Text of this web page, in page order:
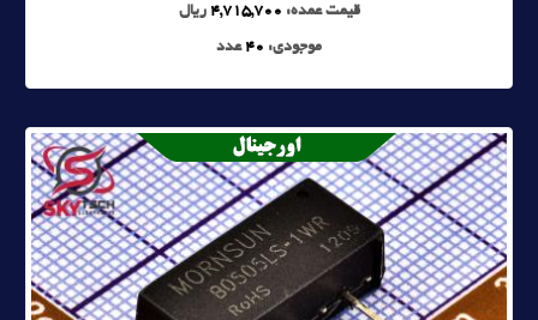
قیمت عمده: 4,715,700 ریال
موجودی: 40 عدد